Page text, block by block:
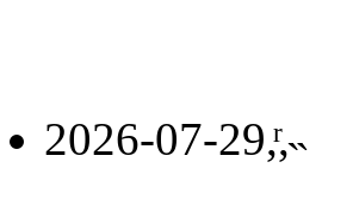
2026-07-29,ͬ,˵